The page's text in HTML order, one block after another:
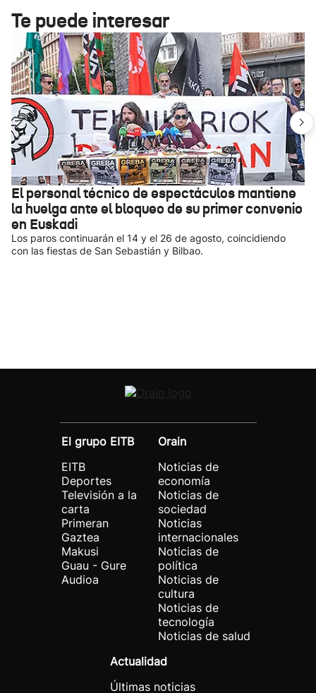
Te puede interesar
El personal técnico de espectáculos mantiene
la huelga ante el bloqueo de su primer convenio
en Euskadi
Los paros continuarán el 14 y el 26 de agosto, coincidiendo
con las fiestas de San Sebastián y Bilbao.
El grupo EITB
EITB
Deportes
Televisión a la
carta
Primeran
Gaztea
Makusi
Guau - Gure
Audioa
Orain
Noticias de
economía
Noticias de
sociedad
Noticias
internacionales
Noticias de
política
Noticias de
cultura
Noticias de
tecnología
Noticias de salud
Actualidad
Últimas noticias